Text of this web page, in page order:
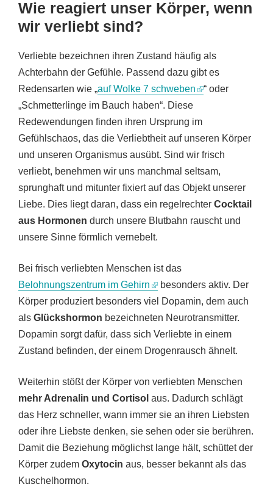
Wie reagiert unser Körper, wenn
wir verliebt sind?
Verliebte bezeichnen ihren Zustand häufig als
Achterbahn der Gefühle. Passend dazu gibt es
Redensarten wie „auf Wolke 7 schweben
“ oder
„Schmetterlinge im Bauch haben“. Diese
Redewendungen finden ihren Ursprung im
Gefühlschaos, das die Verliebtheit auf unseren Körper
und unseren Organismus ausübt. Sind wir frisch
verliebt, benehmen wir uns manchmal seltsam,
sprunghaft und mitunter fixiert auf das Objekt unserer
Liebe. Dies liegt daran, dass ein regelrechter Cocktail
aus Hormonen durch unsere Blutbahn rauscht und
unsere Sinne förmlich vernebelt.
Bei frisch verliebten Menschen ist das
Belohnungszentrum im Gehirn
besonders aktiv. Der
Körper produziert besonders viel Dopamin, dem auch
als Glückshormon bezeichneten Neurotransmitter.
Dopamin sorgt dafür, dass sich Verliebte in einem
Zustand befinden, der einem Drogenrausch ähnelt.
Weiterhin stößt der Körper von verliebten Menschen
mehr Adrenalin und Cortisol aus. Dadurch schlägt
das Herz schneller, wann immer sie an ihren Liebsten
oder ihre Liebste denken, sie sehen oder sie berühren.
Damit die Beziehung möglichst lange hält, schüttet der
Körper zudem Oxytocin aus, besser bekannt als das
Kuschelhormon.